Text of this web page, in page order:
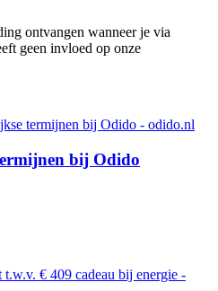
ontvangen wanneer je via
geen invloed op onze
bij Odido